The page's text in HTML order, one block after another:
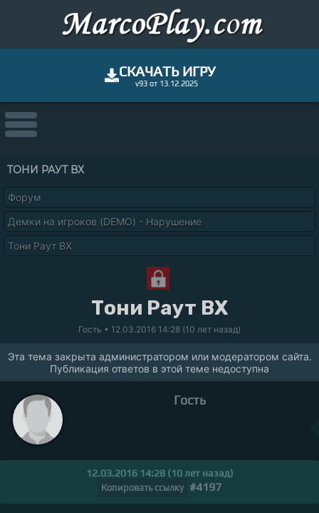
СКАЧАТЬ ИГРУ
v93 от 13.12.2025
ТОНИ РАУТ ВХ
Форум
Демки на игроков (DEMO) - Нарушение
Тони Раут ВХ
Тони Раут ВХ
Гость • 12.03.2016 14:28 (10 лет назад)
Эта тема закрыта администратором или модератором сайта.
Публикация ответов в этой теме недоступна
Гость
12.03.2016 14:28 (10 лет назад)
Копировать ссылку #4197